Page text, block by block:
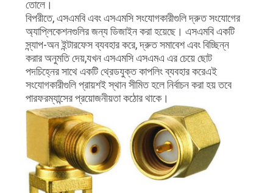
তোলে।
বিপরীতে, এসএমবি এবং এসএমসি সংযোগকারীগুলি দ্রুত সংযোগের
অ্যাপ্লিকেশনগুলির জন্য ডিজাইন করা হয়েছে। এসএমবি একটি
স্ন্যাপ-অন ইন্টারফেস ব্যবহার করে, দ্রুত সমাবেশ এবং বিচ্ছিন্ন
করার অনুমতি দেয়,যখন এসএমসি এসএমএ এর চেয়ে ছোট
পদচিহ্নের সাথে একটি থ্রেডযুক্ত কাপলিং ব্যবহার করেএই
সংযোগকারীগুলি প্রায়শই স্থান সীমিত হলে নির্বাচন করা হয় তবে
পারফরম্যান্সের প্রয়োজনীয়তা কঠোর থাকে।